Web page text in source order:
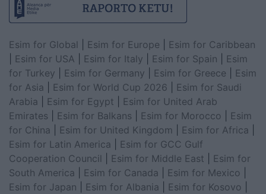
Esim for Global Esim for Europe
Esim for Caribbean
Esim for USA Esim for Italy Esim for Spain
Esim
for Turkey
Esim for Germany Esim for Greece
Esim
for Asia
Esim for World Cup 2026
Esim for Saudi
Arabia
Esim for Egypt
Esim for United Arab
Emirates
Esim for Balkans Esim for Morocco
Esim
for China
Esim for United Kingdom Esim for Africa
Esim for Latin America
Esim for GCC Gulf
Cooperation Council
Esim for Middle East
Esim for
South America
Esim for Canada Esim for Mexico
Esim for Japan
Esim for Albania Esim for Kosovo